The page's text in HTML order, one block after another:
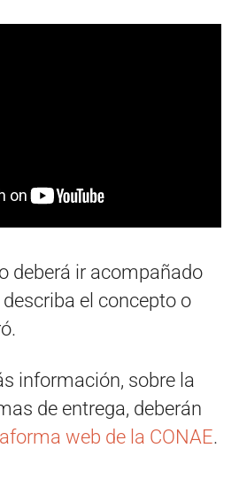
deberá ir acompañado
el concepto o
información, sobre la
de entrega, deberán
web de la CONAE.